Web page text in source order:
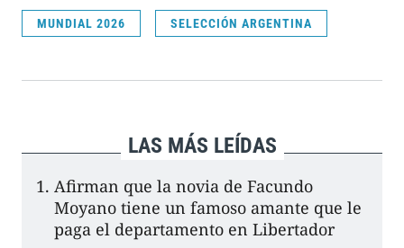
MUNDIAL 2026 SELECCIÓN ARGENTINA
LAS MÁS LEÍDAS
Afirman que la novia de Facundo
Moyano tiene un famoso amante que le
paga el departamento en Libertador